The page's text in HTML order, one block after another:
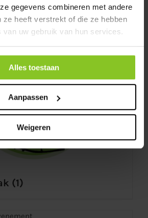
gegevens combineren met andere
ze heeft verstrekt of die ze hebben
uw gebruik van hun services.
Alles toestaan
Aanpassen
Weigeren
(1)